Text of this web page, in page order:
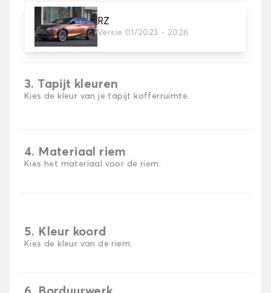
RZ
Versie 01/2023 - 2026
2. Materiaal
Kies het materiaal van uw kofferbakmat
3. Tapijt kleuren
Kies de kleur van je tapijt kofferruimte.
4. Materiaal riem
Kies het materiaal voor de riem.
5. Kleur koord
Kies de kleur van de riem.